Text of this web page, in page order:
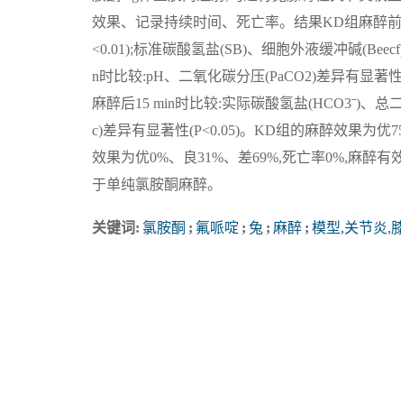
效果、记录持续时间、死亡率。结果KD组麻醉
<0.01);标准碳酸氢盐(SB)、细胞外液缓冲碱
n时比较:pH、二氧化碳分压(PaCO2)差异有显著
麻醉后15 min时比较:实际碳酸氢盐(HCO3ˉ)、总
c)差异有显著性(P<0.05)。KD组的麻醉效果为优
效果为优0%、良31%、差69%,死亡率0%,麻醉
于单纯氯胺酮麻醉。
关键词: 氯胺酮 ; 氟哌啶 ; 兔 ; 麻醉 ; 模型,关节炎,